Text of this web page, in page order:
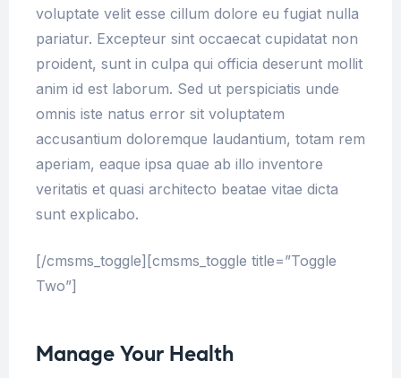
voluptate velit esse cillum dolore eu fugiat nulla
pariatur. Excepteur sint occaecat cupidatat non
proident, sunt in culpa qui officia deserunt mollit
anim id est laborum. Sed ut perspiciatis unde
omnis iste natus error sit voluptatem
accusantium doloremque laudantium, totam rem
aperiam, eaque ipsa quae ab illo inventore
veritatis et quasi architecto beatae vitae dicta
sunt explicabo.
[/cmsms_toggle][cmsms_toggle title=”Toggle
Two”]
Manage Your Health